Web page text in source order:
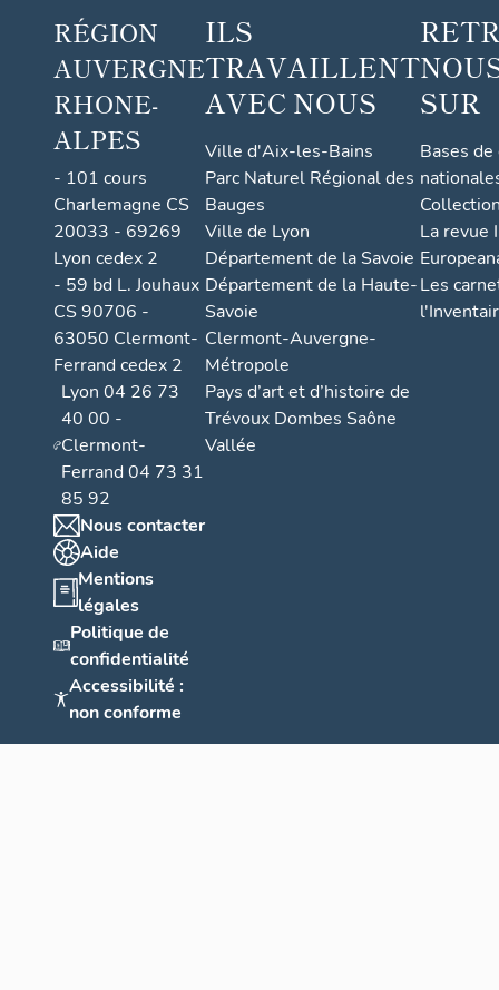
RÉGION
AUVERGNE
RHONE-
ALPES
- 101 cours
Charlemagne CS
20033 - 69269
Lyon cedex 2
- 59 bd L. Jouhaux
CS 90706 -
63050 Clermont-
Ferrand cedex 2
Lyon 04 26 73
40 00 -
Clermont-
Ferrand 04 73 31
85 92
Nous contacter
Aide
Mentions
légales
Politique de
confidentialité
Accessibilité :
non conforme
ILS
TRAVAILLENT
AVEC NOUS
Ville d'Aix-les-Bains
Parc Naturel Régional des
Bauges
Ville de Lyon
Département de la Savoie
Département de la Haute-
Savoie
Clermont-Auvergne-
Métropole
Pays d’art et d’histoire de
Trévoux Dombes Saône
Vallée
SUR
Bases
La revue
Les